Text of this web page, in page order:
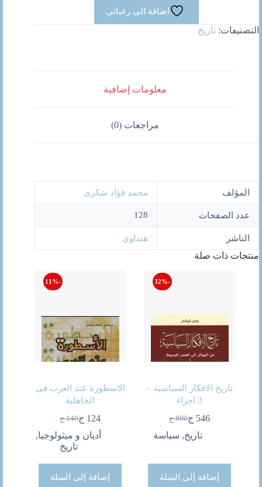
اضافة الى رغباتي
التصنيفات: تاريخ
معلومات إضافية
مراجعات (0)
المؤلف محمد فؤاد شكرى
عدد الصفحات 128
الناشر هنداوي
منتجات ذات صلة
-32%
تاريخ الافكار السياسية –
3 اجزاء
800 ج
السعر
الأصلي
546 جالسعر
الحاليتاريخ, سياسة
إضافة إلى السلة
-11%
الاسطورة عند العرب فى
الجاهلية
140 ج
السعر
الأصلي
هو:
124 جالسعر
الحالي
هو:
أديان و ميثولوجيا,
تاريخ
إضافة إلى السلة